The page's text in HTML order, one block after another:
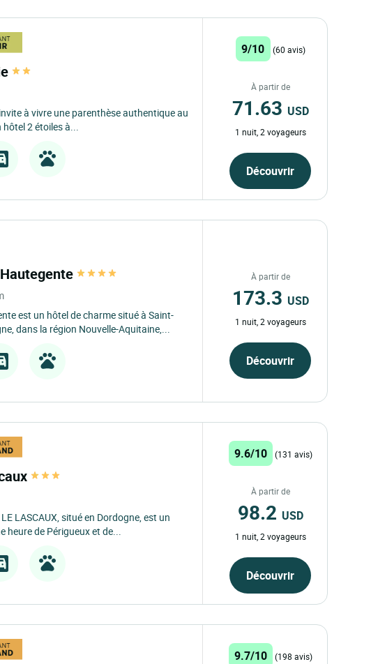
à vivre une parenthèse authentique au
2 étoiles à...
9/10 (60 avis)
À partir de
71.63 USD
1 nuit, 2 voyageurs
Découvrir
est un hôtel de charme situé à Saint-
dans la région Nouvelle-Aquitaine,...
À partir de
173.3 USD
1 nuit, 2 voyageurs
Découvrir
LASCAUX, situé en Dordogne, est un
heure de Périgueux et de...
9.6/10 (131 avis)
À partir de
98.2 USD
1 nuit, 2 voyageurs
Découvrir
9.7/10 (198 avis)